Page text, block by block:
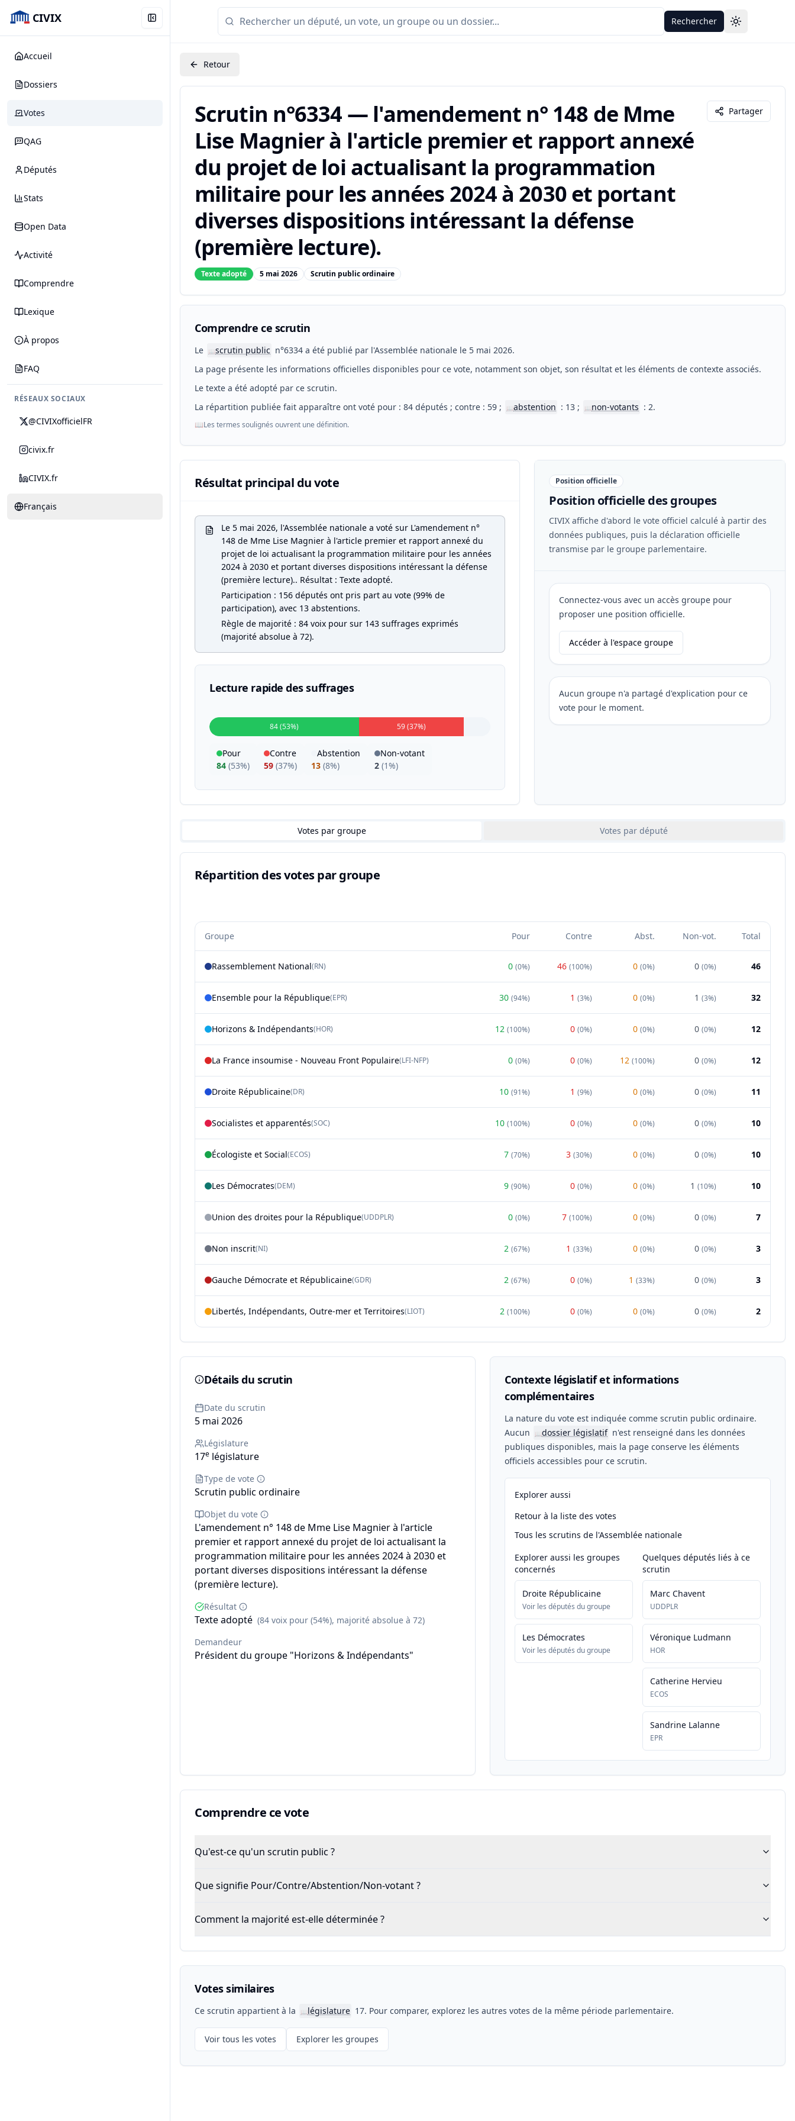
CIVIX
Accueil
Dossiers
Votes
QAG
Députés
Stats
Open Data
Activité
Comprendre
Lexique
À propos
FAQ
RÉSEAUX SOCIAUX
@CIVIXofficielFR
civix.fr
CIVIX.fr
Français
Rechercher Toggle theme
Retour
Scrutin n°6334 — l'amendement n° 148 de Mme
Lise Magnier à l'article premier et rapport annexé
du projet de loi actualisant la programmation
militaire pour les années 2024 à 2030 et portant
diverses dispositions intéressant la défense
(première lecture).
Texte adopté 5 mai 2026 Scrutin public ordinaire
Partager
Comprendre ce scrutin
Le 📖scrutin public n°6334 a été publié par l'Assemblée nationale le 5 mai 2026.
La page présente les informations officielles disponibles pour ce vote, notamment son objet, son résultat et les éléments de contexte associés.
Le texte a été adopté par ce scrutin.
La répartition publiée fait apparaître ont voté pour : 84 députés ; contre : 59 ;
📖abstention : 13 ; 📖non-votants : 2.
📖Les termes soulignés ouvrent une définition.
Résultat principal du vote
Le 5 mai 2026, l'Assemblée nationale a voté sur L'amendement n°
148 de Mme Lise Magnier à l'article premier et rapport annexé du
projet de loi actualisant la programmation militaire pour les années
2024 à 2030 et portant diverses dispositions intéressant la défense
(première lecture).. Résultat : Texte adopté.
Participation : 156 députés ont pris part au vote (99% de
participation), avec 13 abstentions.
Règle de majorité : 84 voix pour sur 143 suffrages exprimés
(majorité absolue à 72).
Lecture rapide des suffrages
84 (53%) 59 (37%)
Pour
84 (53%)
Contre
59 (37%)
Abstention
13 (8%)
Non-votant
2 (1%)
Position officielle
Position officielle des groupes
CIVIX affiche d'abord le vote officiel calculé à partir des
données publiques, puis la déclaration officielle
transmise par le groupe parlementaire.
Connectez-vous avec un accès groupe pour
proposer une position officielle.
Accéder à l'espace groupe
Aucun groupe n'a partagé d'explication pour ce
vote pour le moment.
Votes par groupe Votes par député
Répartition des votes par groupe
Groupe Pour Contre Abst. Non-vot. Total
Rassemblement National(RN) 0 (0%) 46 (100%) 0 (0%) 0 (0%) 46
Ensemble pour la République(EPR) 30 (94%) 1 (3%) 0 (0%) 1 (3%) 32
Horizons & Indépendants(HOR) 12 (100%) 0 (0%) 0 (0%) 0 (0%) 12
La France insoumise - Nouveau Front Populaire(LFI-NFP) 0 (0%) 0 (0%) 12 (100%) 0 (0%) 12
Droite Républicaine(DR) 10 (91%) 1 (9%) 0 (0%) 0 (0%) 11
Socialistes et apparentés(SOC) 10 (100%) 0 (0%) 0 (0%) 0 (0%) 10
Écologiste et Social(ECOS) 7 (70%) 3 (30%) 0 (0%) 0 (0%) 10
Les Démocrates(DEM) 9 (90%) 0 (0%) 0 (0%) 1 (10%) 10
Union des droites pour la République(UDDPLR) 0 (0%) 7 (100%) 0 (0%) 0 (0%) 7
Non inscrit(NI) 2 (67%) 1 (33%) 0 (0%) 0 (0%) 3
Gauche Démocrate et Républicaine(GDR) 2 (67%) 0 (0%) 1 (33%) 0 (0%) 3
Libertés, Indépendants, Outre-mer et Territoires(LIOT) 2 (100%) 0 (0%) 0 (0%) 0 (0%) 2
Détails du scrutin
Date du scrutin
5 mai 2026
Législature
17e législature
Type de vote
Scrutin public ordinaire
Objet du vote
L'amendement n° 148 de Mme Lise Magnier à l'article
premier et rapport annexé du projet de loi actualisant la
programmation militaire pour les années 2024 à 2030 et
portant diverses dispositions intéressant la défense
(première lecture).
Résultat
Texte adopté (84 voix pour (54%), majorité absolue à 72)
Demandeur
Président du groupe "Horizons & Indépendants"
Contexte législatif et informations
complémentaires
La nature du vote est indiquée comme scrutin public ordinaire.
Aucun
📖dossier législatif n'est renseigné dans les données
publiques disponibles, mais la page conserve les éléments
officiels accessibles pour ce scrutin.
Explorer aussi
Retour à la liste des votes
Tous les scrutins de l'Assemblée nationale
Explorer aussi les groupes
concernés
Droite Républicaine
Voir les députés du groupe
Les Démocrates
Voir les députés du groupe
Quelques députés liés à ce
scrutin
Marc Chavent
UDDPLR
Véronique Ludmann
HOR
Catherine Hervieu
ECOS
Sandrine Lalanne
EPR
Comprendre ce vote
Qu'est-ce qu'un scrutin public ?
Que signifie Pour/Contre/Abstention/Non-votant ?
Comment la majorité est-elle déterminée ?
Votes similaires
Ce scrutin appartient à la 📖législature 17. Pour comparer, explorez les autres votes de la même période parlementaire.
Voir tous les votes Explorer les groupes